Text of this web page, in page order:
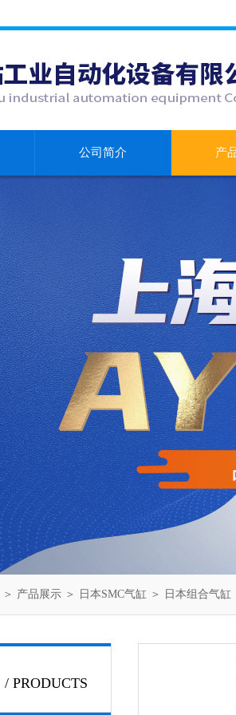
公司简介 产
＞ 产品展示 ＞ 日本SMC气缸 ＞ 日本组合气缸
/ PRODUCTS